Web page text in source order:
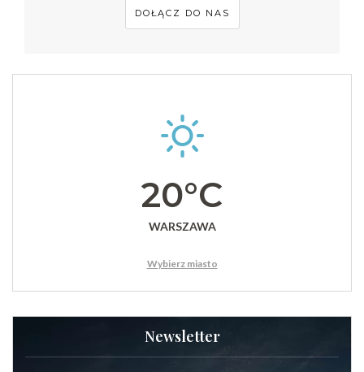
DOŁĄCZ DO NAS
20°C
WARSZAWA
Wybierz miasto
Newsletter